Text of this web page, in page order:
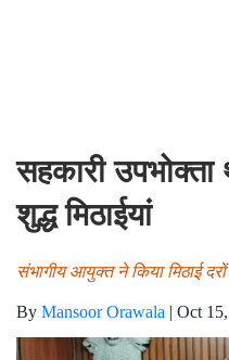
सहकारी उपभोक्ता
शुद्ध मिठाईयां
संभागीय आयुक्त ने किया मिठाई
By Mansoor Orawala | Oct